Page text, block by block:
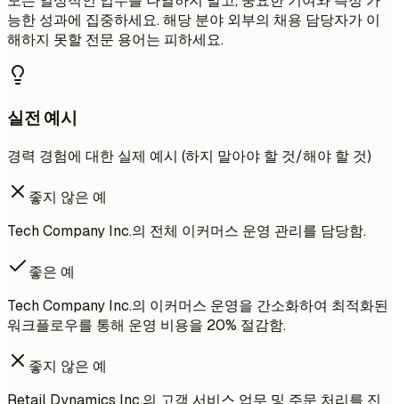
능한 성과에 집중하세요. 해당 분야 외부의 채용 담당자가 이
해하지 못할 전문 용어는 피하세요.
실전 예시
경력 경험에 대한 실제 예시 (하지 말아야 할 것/해야 할 것)
좋지 않은 예
Tech Company Inc.의 전체 이커머스 운영 관리를 담당함.
좋은 예
Tech Company Inc.의 이커머스 운영을 간소화하여 최적화된
워크플로우를 통해 운영 비용을 20% 절감함.
좋지 않은 예
Retail Dynamics Inc.의 고객 서비스 업무 및 주문 처리를 진